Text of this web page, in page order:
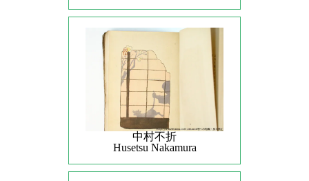
中村不折
Husetsu Nakamura